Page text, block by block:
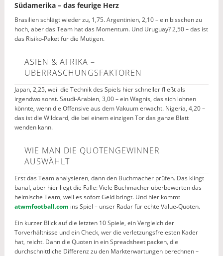
Südamerika – das feurige Herz
Brasilien schlägt wieder zu, 1,75. Argentinien, 2,10 – ein bisschen zu
hoch, aber das Team hat das Momentum. Und Uruguay? 2,50 – das ist
das Risiko‑Paket für die Mutigen.
ASIEN & AFRIKA –
ÜBERRASCHUNGSFAKTOREN
Japan, 2,25, weil die Technik des Spiels hier schneller fließt als
irgendwo sonst. Saudi-Arabien, 3,00 – ein Wagnis, das sich lohnen
könnte, wenn die Offensive aus dem Vakuum erwacht. Nigeria, 4,20 –
das ist die Wildcard, die bei einem einzigen Tor das ganze Blatt
wenden kann.
WIE MAN DIE QUOTENGEWINNER
AUSWÄHLT
Erst das Team analysieren, dann den Buchmacher prüfen. Das klingt
banal, aber hier liegt die Falle: Viele Buchmacher überbewerten das
heimische Team, weil es sofort Geld bringt. Und hier kommt
atwmfootball.com ins Spiel – unser Radar für echte Value‑Quoten.
Ein kurzer Blick auf die letzten 10 Spiele, ein Vergleich der
Torverhältnisse und ein Check, wer die verletzungsfreiesten Kader
hat, reicht. Dann die Quoten in ein Spreadsheet packen, die
durchschnittliche Differenz zu den Markterwartungen berechnen –